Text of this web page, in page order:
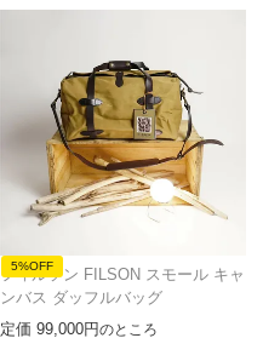
5%OFF
フィルソン FILSON スモール キャ
ンバス ダッフルバッグ
定価 99,000 のところ